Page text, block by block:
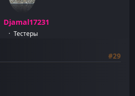
Djamal17231
Тестеры
#29